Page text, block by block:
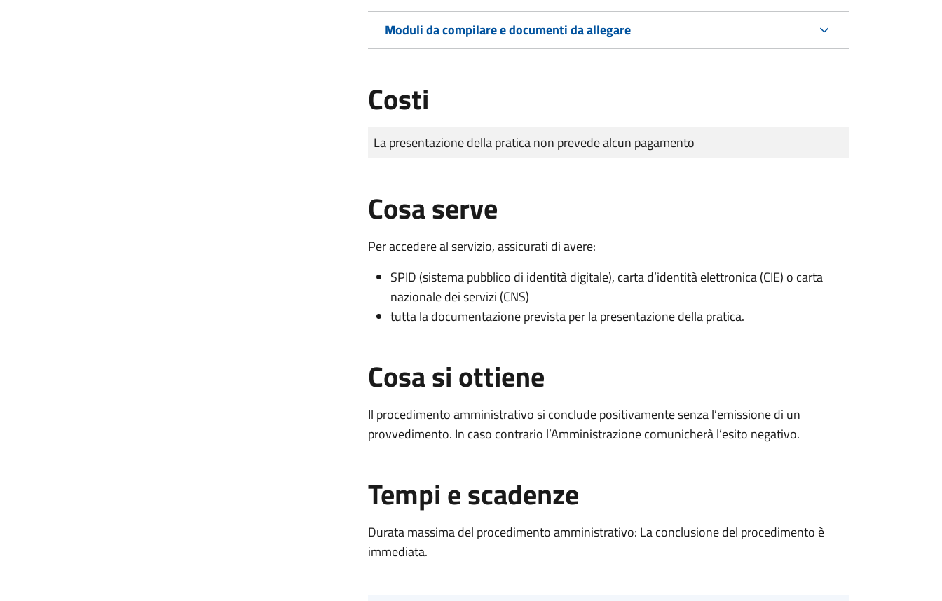
Moduli da compilare e documenti da allegare
Costi
Tipo di pagamento
Importo
La presentazione della pratica non prevede alcun pagamento
Cosa serve
Per accedere al servizio, assicurati di avere:
SPID (sistema pubblico di identità digitale), carta d’identità elettronica (CIE) o carta
nazionale dei servizi (CNS)
tutta la documentazione prevista per la presentazione della pratica.
Cosa si ottiene
Il procedimento amministrativo si conclude positivamente senza l’emissione di un
provvedimento. In caso contrario l’Amministrazione comunicherà l’esito negativo.
Tempi e scadenze
Durata massima del procedimento amministrativo: La conclusione del procedimento è
immediata.